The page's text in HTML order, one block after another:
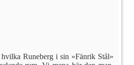
Runeberg i sin »Fänrik Stål»